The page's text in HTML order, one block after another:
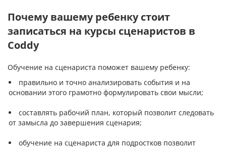
Почему вашему ребенку стоит
записаться на курсы сценаристов в
Coddy
Обучение на сценариста поможет вашему ребенку:
правильно и точно анализировать события и на
основании этого грамотно формулировать свои мысли;
составлять рабочий план, который позволит следовать
от замысла до завершения сценария;
обучение на сценариста для подростков позволит